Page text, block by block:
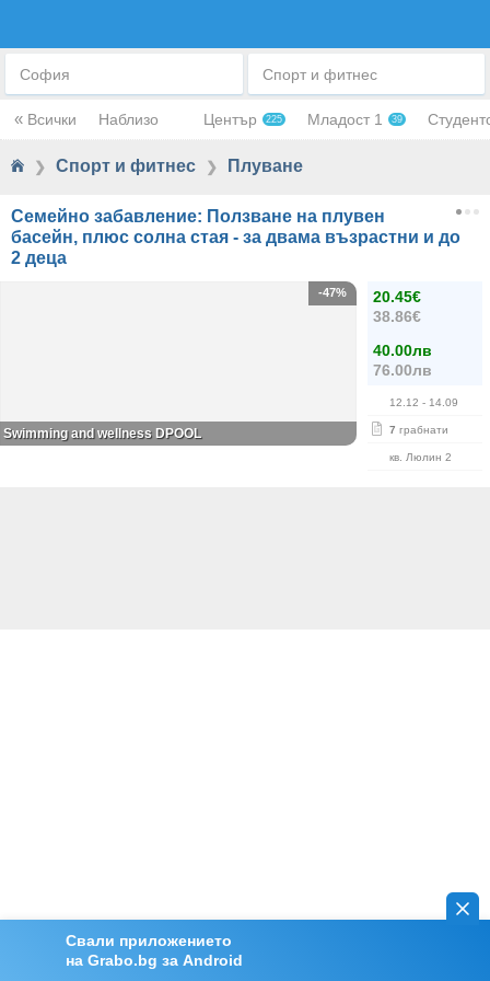
София Спорт и фитнес
« Всички Наблизо Център 225 Младост 1 39
❯ Спорт и фитнес ❯ Плуване
Свали приложението
на Grabo.bg за Android
Семейно забавление: Ползване на плувен
басейн, плюс солна стая - за двама възрастни и до
2 деца
20.45€
38.86€
40.00лв
76.00лв
12.12 - 14.09
7 грабнати
кв. Люлин 2
-47%
Swimming and wellness DPOOL